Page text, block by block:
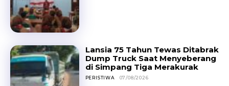
Lansia 75 Tahun Tewas Ditabrak
Dump Truck Saat Menyeberang
di Simpang Tiga Merakurak
PERISTIWA 07/08/2026